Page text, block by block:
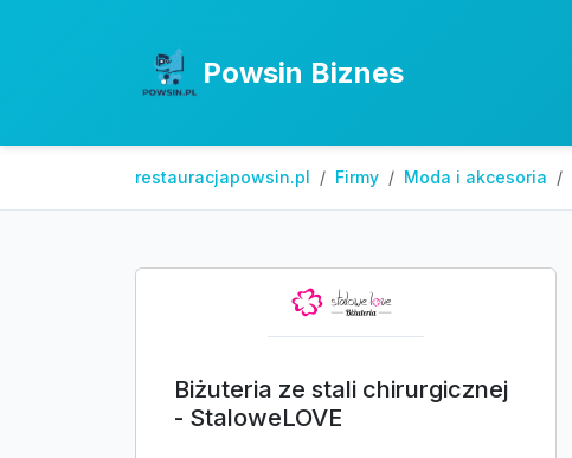
Powsin Biznes
restauracjapowsin.pl Firmy Moda i akcesoria
Biżuteria ze stali chirurgicznej
- StaloweLOVE